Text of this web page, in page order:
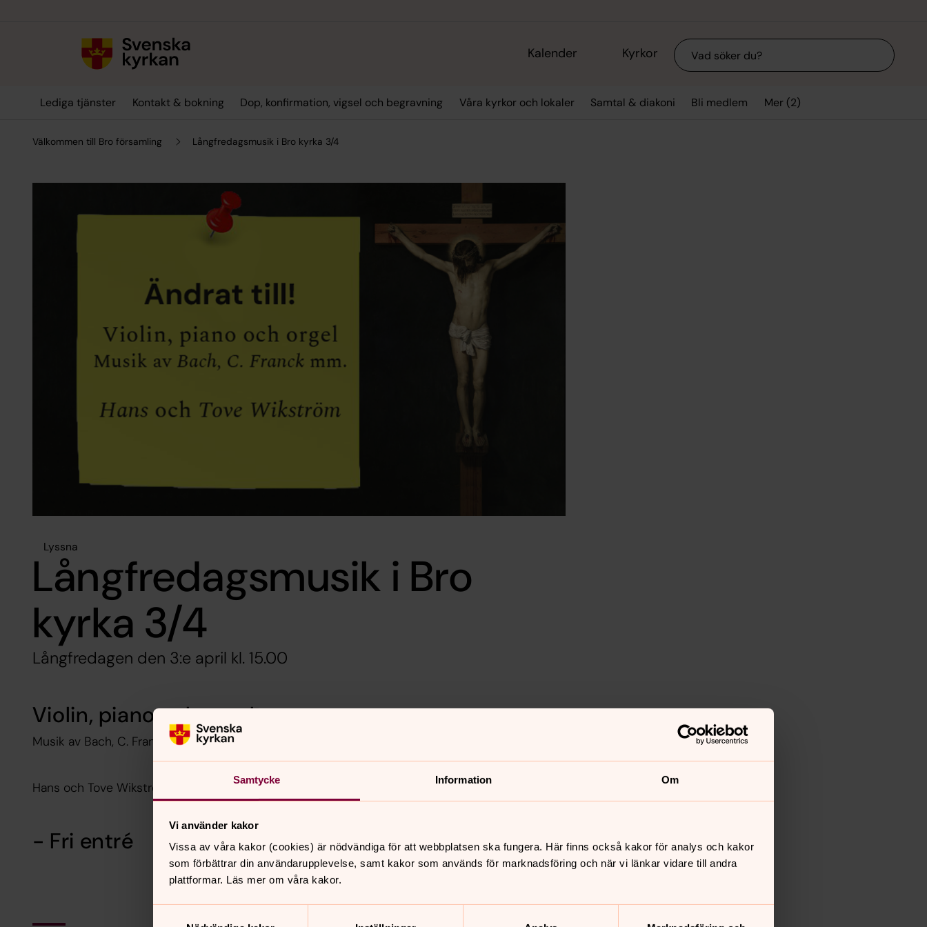
Samtycke Information Om
Vi använder kakor
Vissa av våra kakor (cookies) är nödvändiga för att webbplatsen ska fungera. Här finns också kakor för analys och kakor
som förbättrar din användarupplevelse, samt kakor som används för marknadsföring och när vi länkar vidare till andra
plattformar. Läs mer om våra kakor.
Kalender Kyrkor Sök
Lediga tjänster Kontakt & bokning Dop, konfirmation, vigsel och begravning Våra kyrkor och lokaler Samtal & diakoni Bli medlem Mer (2)
Välkommen till Bro församling Långfredagsmusik i Bro kyrka 3/4
Lyssna
Långfredagsmusik i Bro
kyrka 3/4
Långfredagen den 3:e april kl. 15.00
Violin, piano och orgel
Musik av Bach, C. Franck mm.
Hans och Tove Wikström
- Fri entré